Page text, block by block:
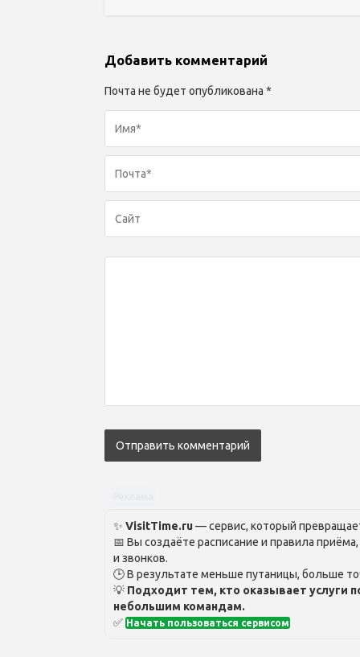
Добавить комментарий
Почта не будет опубликована *
✨ VisitTime.ru— сервис, который
📅 Вы создаёте расписание и правила
и звонков.
🕒 В результате меньше путаницы, больше
💡 Подходит тем, кто оказывает услуги
небольшим командам.
✅ Начать пользоваться сервисом